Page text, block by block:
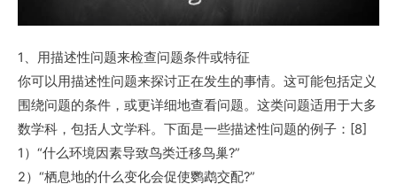
1、用描述性问题来检查问题条件或特征
你可以用描述性问题来探讨正在发生的事情。这可能包括定义
围绕问题的条件，或更详细地查看问题。这类问题适用于大多
数学科，包括人文学科。下面是一些描述性问题的例子：[8]
1）“什么环境因素导致鸟类迁移鸟巢?”
2）“栖息地的什么变化会促使鹦鹉交配?”